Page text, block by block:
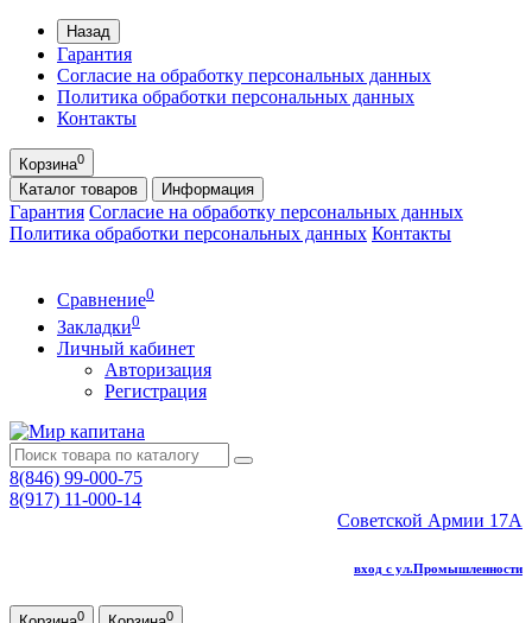
Назад
Гарантия
Согласие на обработку персональных данных
Политика обработки персональных данных
Контакты
Корзина0
Каталог товаров Информация
Гарантия Согласие на обработку персональных данных
Политика обработки персональных данных Контакты
Сравнение0
Закладки0
Личный кабинет
Авторизация
Регистрация
8(846) 99-000-75
8(917) 11-000-14
Советской Армии 17А
вход с ул.Промышленности
0 0